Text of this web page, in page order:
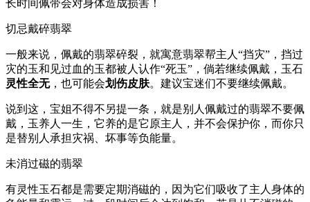
长时间佩带会对身体造成损害！
切忌戴碎翡翠
一般来说，佩戴的翡翠碎裂，就寓意翡翠帮主人“挡灾”，挡过
灾的玉和见过血的玉都被人认作“死玉”，倘若继续佩戴，玉石
灵性全无，也可能会划伤皮肤。建议宝迷们不要继续佩戴。
说到这，宝姐不得不另提一条，就是别人佩戴过的翡翠不要佩
戴，玉养人一生，它养的是它原主人，并不会保护你，而你只
是替别人承担灾祸、坏事等负能量。
未消过磁的翡翠
有灵性玉石都是需要定期消磁的，因为它们吸收了主人身体的